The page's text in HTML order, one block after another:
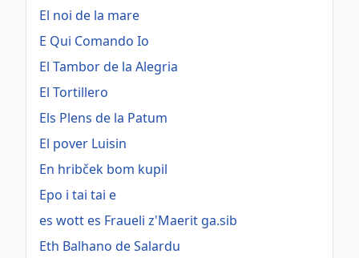
El noi de la mare
E Qui Comando Io
El Tambor de la Alegria
El Tortillero
Els Plens de la Patum
El pover Luisin
En hribček bom kupil
Epo i tai tai e
es wott es Fraueli z'Maerit ga.sib
Eth Balhano de Salardu